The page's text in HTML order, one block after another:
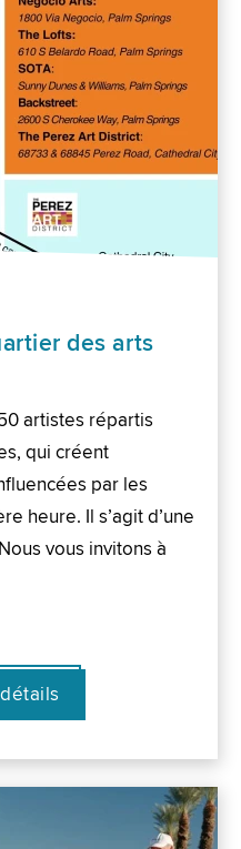
des arts
artistes répartis
qui créent
par les
heure. Il s’agit d’une
vous invitons à